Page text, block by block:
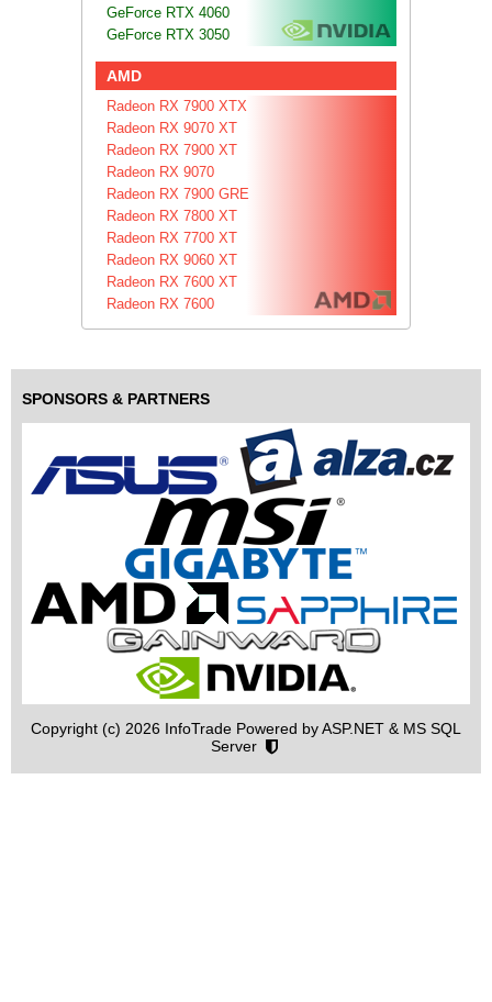
GeForce RTX 4060
GeForce RTX 3050
AMD
Radeon RX 7900 XTX
Radeon RX 9070 XT
Radeon RX 7900 XT
Radeon RX 9070
Radeon RX 7900 GRE
Radeon RX 7800 XT
Radeon RX 7700 XT
Radeon RX 9060 XT
Radeon RX 7600 XT
Radeon RX 7600
SPONSORS & PARTNERS
Copyright (c) 2026 InfoTrade Powered by ASP.NET & MS SQL
Server